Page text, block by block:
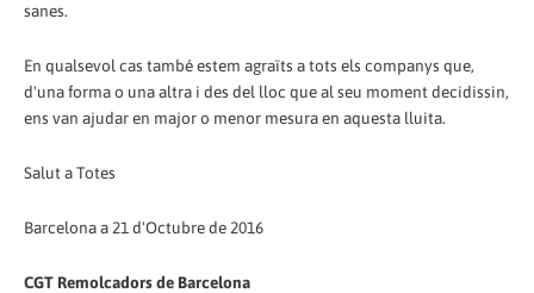
sanes.
En qualsevol cas també estem agraïts a tots els companys que,
d'una forma o una altra i des del lloc que al seu moment decidissin,
ens van ajudar en major o menor mesura en aquesta lluita.
Salut a Totes
Barcelona a 21 d'Octubre de 2016
CGT Remolcadors de Barcelona